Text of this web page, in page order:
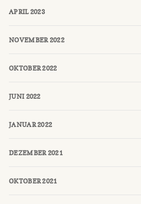
APRIL 2023
NOVEMBER 2022
OKTOBER 2022
JUNI 2022
JANUAR 2022
DEZEMBER 2021
OKTOBER 2021